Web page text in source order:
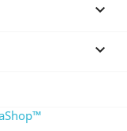

